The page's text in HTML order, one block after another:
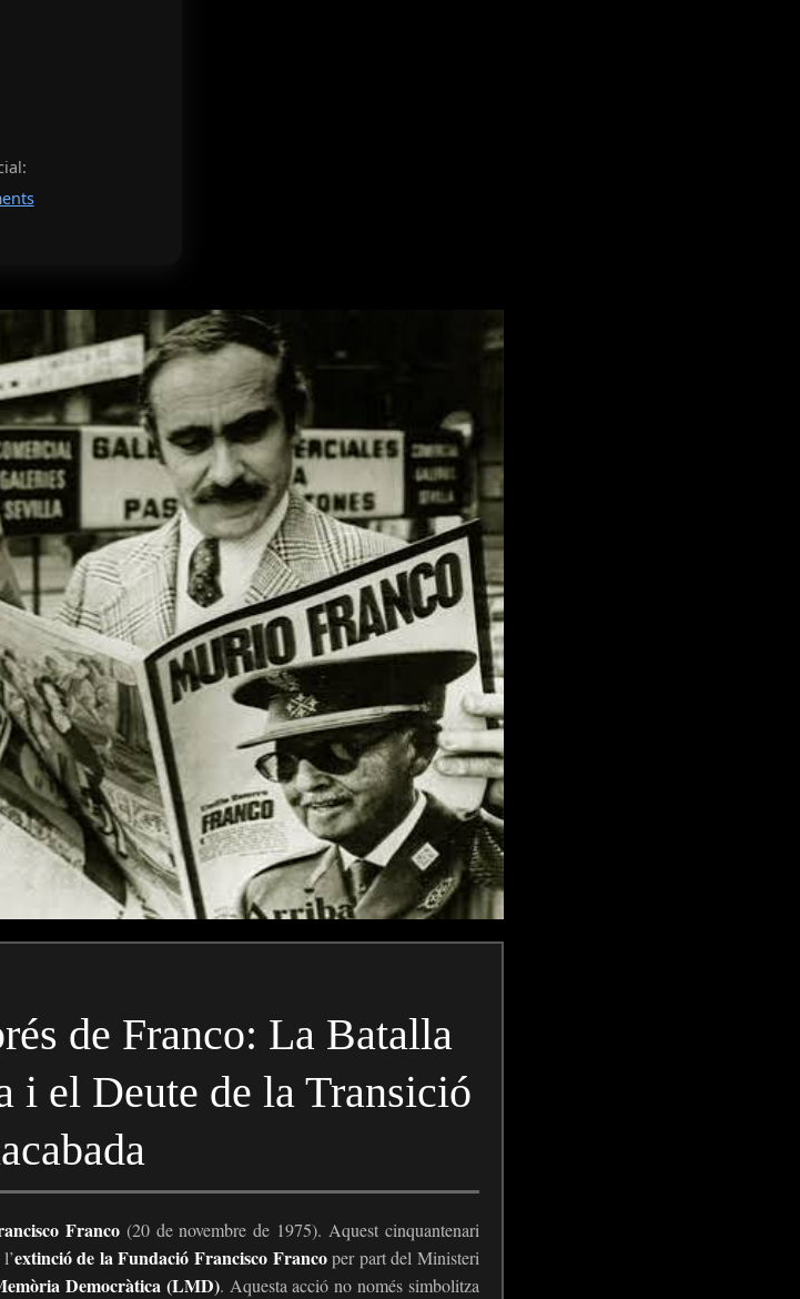
de Franco: La Batalla
i el Deute de la Transició
Franco(20 de novembre de 1975). Aquest cinquantenari
extinció de la Fundació Francisco Francoper part del Ministeri
Democràtica (LMD). Aquesta acció no només simbolitza